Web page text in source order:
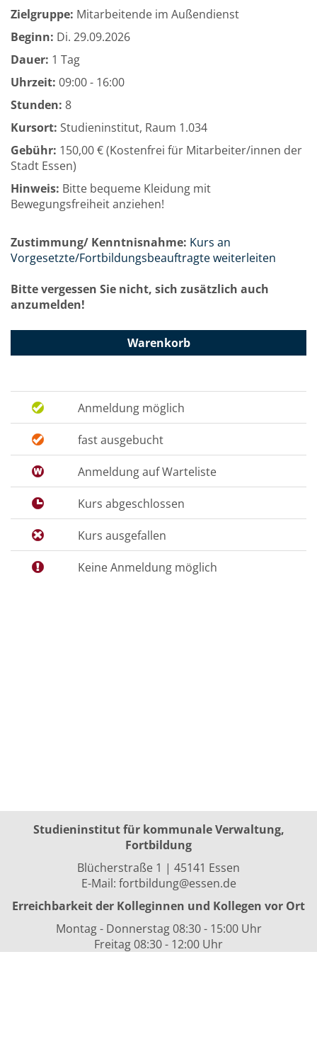
Zielgruppe: Mitarbeitende im Außendienst
Beginn: Di. 29.09.2026
Dauer: 1 Tag
Uhrzeit: 09:00 - 16:00
Stunden: 8
Kursort: Studieninstitut, Raum 1.034
Gebühr: 150,00 € (Kostenfrei für Mitarbeiter/innen der
Stadt Essen)
Hinweis: Bitte bequeme Kleidung mit
Bewegungsfreiheit anziehen!
Zustimmung/ Kenntnisnahme: Kurs an
Vorgesetzte/Fortbildungsbeauftragte weiterleiten
Bitte vergessen Sie nicht, sich zusätzlich auch
anzumelden!
Warenkorb
Anmeldung möglich
fast ausgebucht
Anmeldung auf Warteliste
Kurs abgeschlossen
Kurs ausgefallen
Keine Anmeldung möglich
Studieninstitut für kommunale Verwaltung,
Fortbildung
Blücherstraße 1 | 45141 Essen
E-Mail: fortbildung@essen.de
Erreichbarkeit der Kolleginnen und Kollegen vor Ort
Montag - Donnerstag 08:30 - 15:00 Uhr
Freitag 08:30 - 12:00 Uhr